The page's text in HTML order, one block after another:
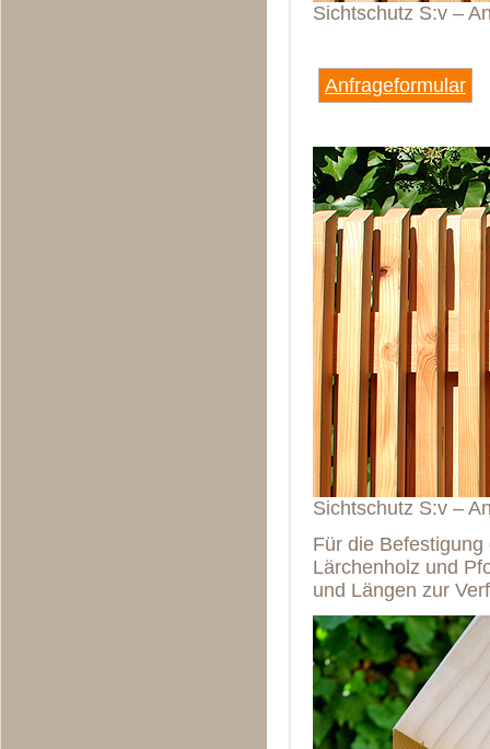
Sichtschutz S:v –
Anfrageformular
Sichtschutz S:v –
Für die
Lärchenholz und
und Längen zur